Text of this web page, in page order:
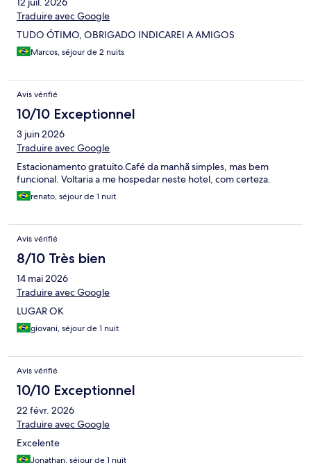
Traduire avec Google
TUDO ÓTIMO, OBRIGADO INDICAREI A AMIGOS
Marcos, séjour de 2 nuits
Avis vérifié
10/10 Exceptionnel
3 juin 2026
Traduire avec Google
Estacionamento gratuito.Café da manhã simples, mas bem
funcional. Voltaria a me hospedar neste hotel, com certeza.
renato, séjour de 1 nuit
Avis vérifié
8/10 Très bien
14 mai 2026
Traduire avec Google
LUGAR OK
giovani, séjour de 1 nuit
Avis vérifié
10/10 Exceptionnel
22 févr. 2026
Traduire avec Google
Excelente
Jonathan, séjour de 1 nuit